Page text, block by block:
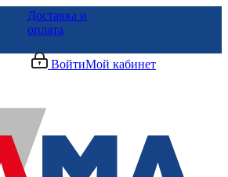
Доставка и
оплата
ВойтиМой кабинет